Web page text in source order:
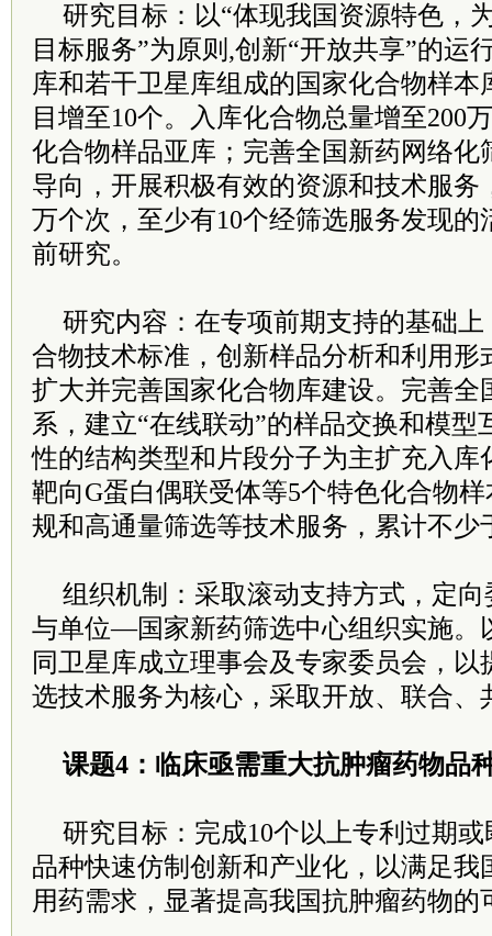
研究目标：以“体现我国资源特色，
目标服务”为原则,创新“开放共享”的运
库和若干卫星库组成的国家化合物样本
目增至10个。入库化合物总量增至200
化合物样品亚库；完善全国新药网络化
导向，开展积极有效的资源和技术服务
万个次，至少有10个经筛选服务发现的
前研究。
研究内容：在专项前期支持的基础
合物技术标准，创新样品分析和利用形
扩大并完善国家化合物库建设。完善全
系，建立“在线联动”的样品交换和模型
性的结构类型和片段分子为主扩充入库
靶向G蛋白偶联受体等5个特色化合物
规和高通量筛选等技术服务，累计不少
组织机制：采取滚动支持方式，定
与单位—国家新药筛选中心组织实施。
同卫星库成立理事会及专家委员会，以
选技术服务为核心，采取开放、联合、
课题4：临床亟需重大抗肿瘤药物品
研究目标：完成10个以上专利过期
品种快速仿制创新和产业化，以满足我
用药需求，显著提高我国抗肿瘤药物的